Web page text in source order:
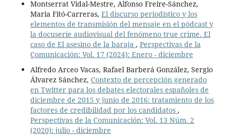
Montserrat Vidal-Mestre, Alfonso Freire-Sánchez,
Maria Fitó-Carreras, El discurso periodístico y los
elementos de transmisión del mensaje en el pódcast y
la docuserie audiovisual del fenómeno true crime. El
caso de El asesino de la baraja , Perspectivas de la
Comunicación: Vol. 17 (2024): Enero - diciembre
Alfredo Arceo Vacas, Rafael Barberá González, Sergio
Álvarez Sánchez, Contexto de percepción generado
en Twitter para los debates electorales españoles de
diciembre de 2015 y junio de 2016: tratamiento de los
factores de credibilidad por los candidatos ,
Perspectivas de la Comunicación: Vol. 13 Núm. 2
(2020): julio - diciembre